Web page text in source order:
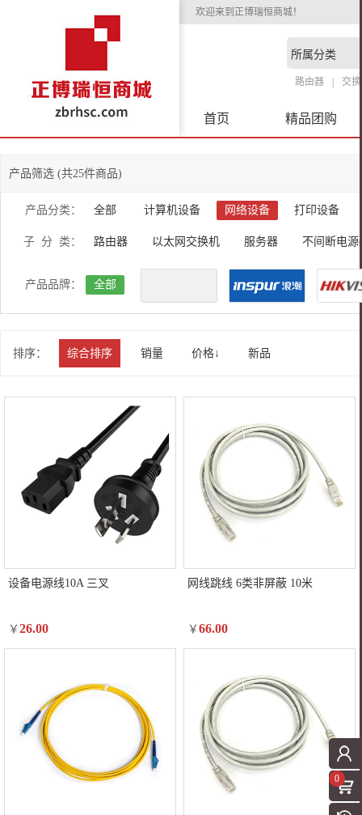
欢迎来到正博瑞恒商城！
路由器 交
首页 精品团购
产品筛选 (共25件商品)
产品分类： 全部 计算机设备 网络设备 打印设备
子 分 类： 路由器 以太网交换机 服务器 不间断电源
产品品牌： 全部
排序： 综合排序 销量 价格↓ 新品
设备电源线10A 三叉
￥ 26.00
网线跳线 6类非屏蔽 10米
￥ 66.00
0